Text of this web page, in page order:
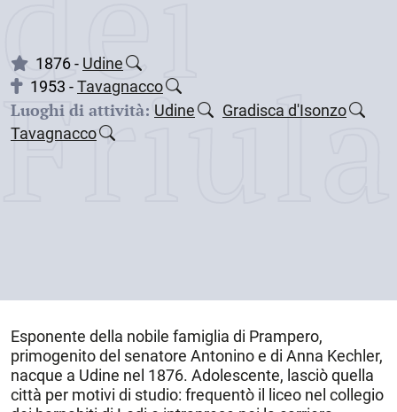
1876 - Udine
1953 -Tavagnacco
Luoghi di attività: Udine
Gradisca d'Isonzo
Tavagnacco
Esponente della nobile famiglia di Prampero,
primogenito del senatore Antonino e di Anna Kechler,
nacque a Udine nel 1876. Adolescente, lasciò quella
città per motivi di studio: frequentò il liceo nel collegio